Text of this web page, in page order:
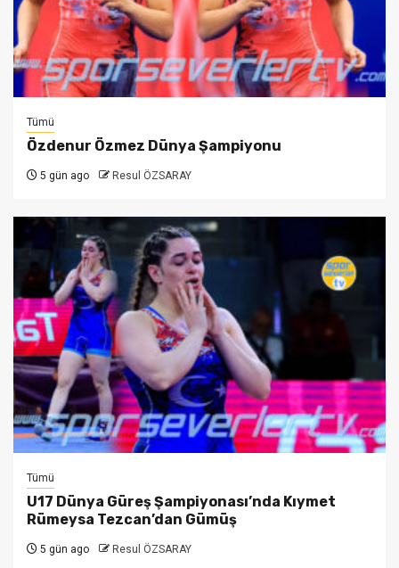
Tümü
Özdenur Özmez Dünya Şampiyonu
5 gün ago Resul ÖZSARAY
Tümü
U17 Dünya Güreş Şampiyonası’nda Kıymet
Rümeysa Tezcan’dan Gümüş
5 gün ago Resul ÖZSARAY